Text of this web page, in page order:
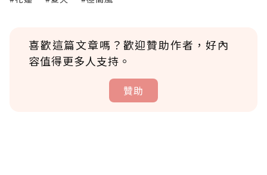
喜歡這篇文章嗎？歡迎贊助作者，好內
容值得更多人支持。
贊助